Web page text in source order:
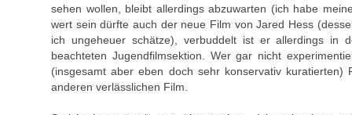
sehen wollen, bleibt allerdings abzuwarten (ich habe
wert sein dürfte auch der neue Film von Jared Hess
ich ungeheuer schätze), verbuddelt ist er allerdings in
beachteten Jugendfilmsektion. Wer gar nicht
(insgesamt aber eben doch sehr konservativ kuratierten)
anderen verlässlichen Film.